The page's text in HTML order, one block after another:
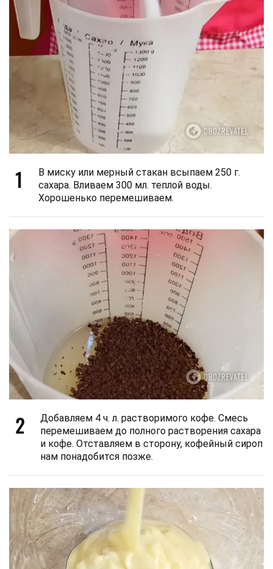
1
В миску или мерный стакан всыпаем 250 г.
сахара. Вливаем 300 мл. теплой воды.
Хорошенько перемешиваем.
2
Добавляем 4 ч. л. растворимого кофе. Смесь
перемешиваем до полного растворения сахара
и кофе. Отставляем в сторону, кофейный сироп
нам понадобится позже.